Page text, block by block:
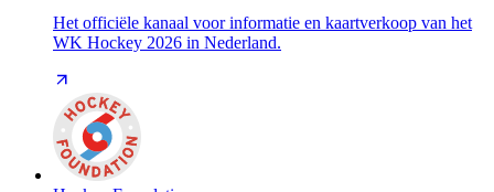
Het officiële kanaal voor informatie en kaartverkoop van het
WK Hockey 2026 in Nederland.